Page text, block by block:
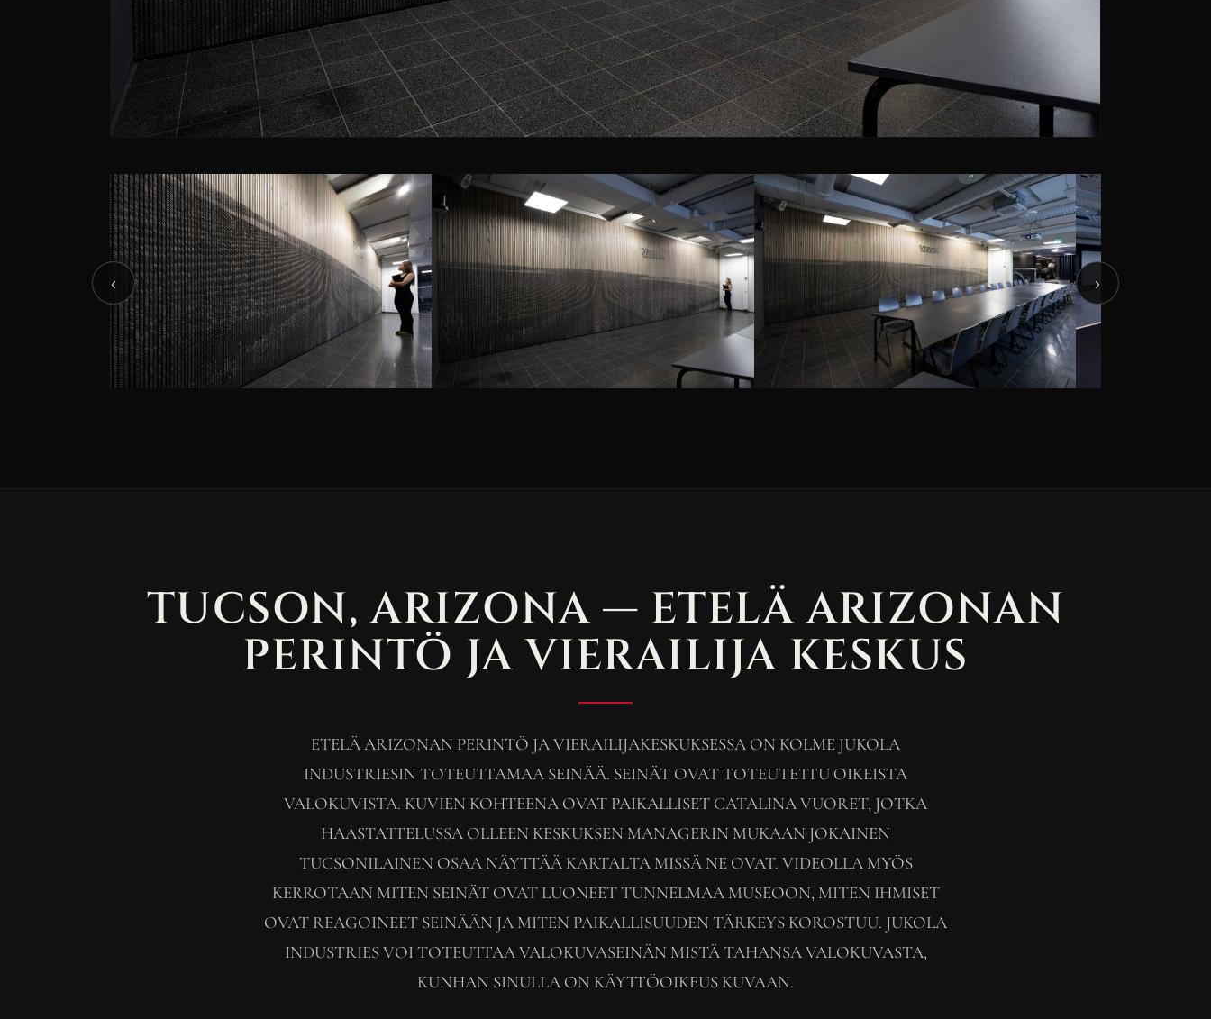
‹ ›
TUCSON, ARIZONA — ETELÄ ARIZONAN
PERINTÖ JA VIERAILIJA KESKUS
ETELÄ ARIZONAN PERINTÖ JA VIERAILIJAKESKUKSESSA ON KOLME JUKOLA
INDUSTRIESIN TOTEUTTAMAA SEINÄÄ. SEINÄT OVAT TOTEUTETTU OIKEISTA
VALOKUVISTA. KUVIEN KOHTEENA OVAT PAIKALLISET CATALINA VUORET, JOTKA
HAASTATTELUSSA OLLEEN KESKUKSEN MANAGERIN MUKAAN JOKAINEN
TUCSONILAINEN OSAA NÄYTTÄÄ KARTALTA MISSÄ NE OVAT. VIDEOLLA MYÖS
KERROTAAN MITEN SEINÄT OVAT LUONEET TUNNELMAA MUSEOON, MITEN IHMISET
OVAT REAGOINEET SEINÄÄN JA MITEN PAIKALLISUUDEN TÄRKEYS KOROSTUU. JUKOLA
INDUSTRIES VOI TOTEUTTAA VALOKUVASEINÄN MISTÄ TAHANSA VALOKUVASTA,
KUNHAN SINULLA ON KÄYTTÖOIKEUS KUVAAN.